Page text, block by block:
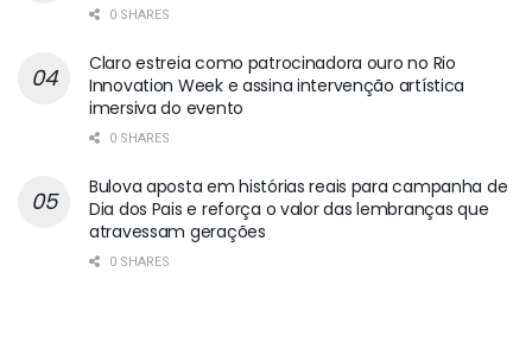
0 SHARES
Claro estreia como patrocinadora ouro no Rio
Innovation Week e assina intervenção artística
imersiva do evento
0 SHARES
Bulova aposta em histórias reais para campanha de
Dia dos Pais e reforça o valor das lembranças que
atravessam gerações
0 SHARES